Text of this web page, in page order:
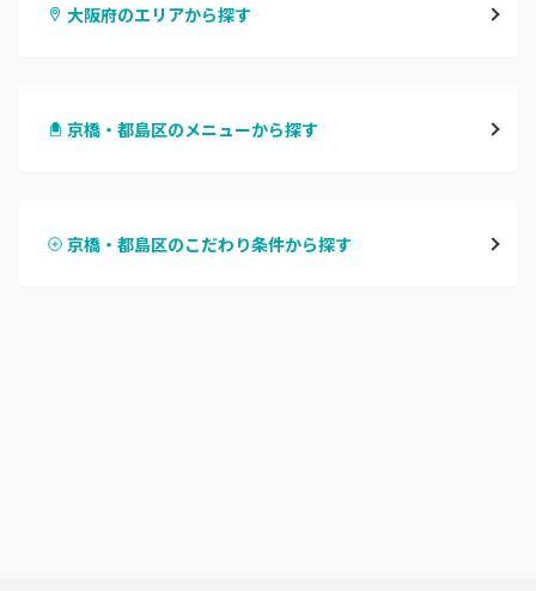
大阪府のエリアから探す
心斎橋・南船場・アメ村
京橋・都島区のメニューから探す
ハンドスカルプ
京橋・都島区のこだわり条件から探す